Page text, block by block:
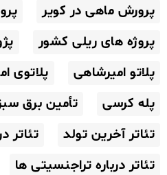
پرورش ماهی در کویر
پروژه های ریلی کشور
پلاتو امیرشاهی
پلاتوی
پله کرسی
تأمین برق
تئاتر آخرین تولد
تئاتر
تئاتر درباره تراجنسیتی ها